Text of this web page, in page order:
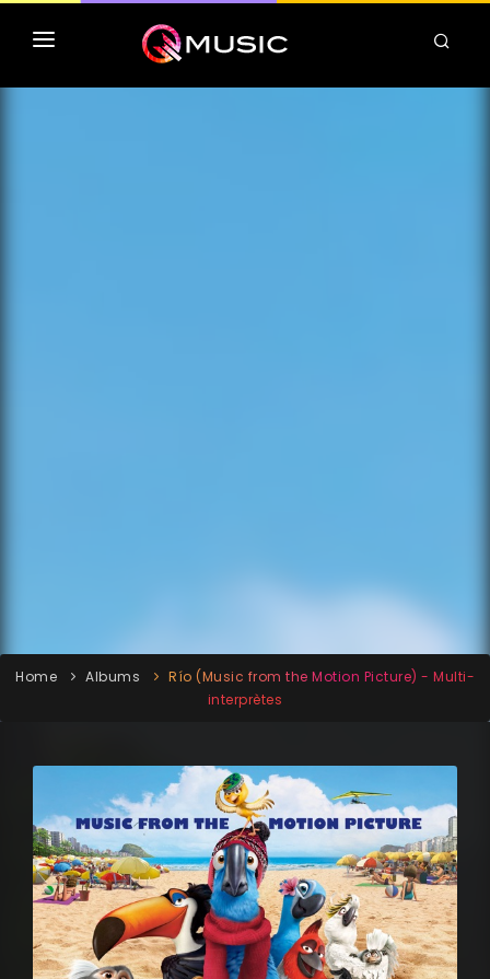
TOP MP3 ITUNES
Home Albums
Río (Music from the Motion Picture) - Multi-
interprètes